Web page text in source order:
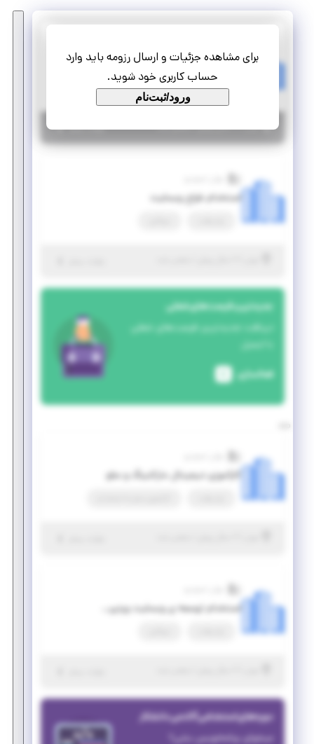
برای مشاهده جزئیات و ارسال رزومه باید وارد
حساب کاربری خود شوید.
ورود/ثبت‌نام
کارآموزی تولید محتوا
پاره وقت دورکاری
تهران |۷ سال پیش | منقضی شده جزئیات بیشتر
استخدام طراح وبسایت
جدیدترین فرصت‌های شغلی
دریافت جدیدترین فرصت‌های شغلی
با ایمیل
فعالسازی
کارآموزی دیجیتال مارکتینگ و سئو
استخدام توسعه ی وبسایت وردپرس
دوره‌های استخدامی آکادمی دانشکار
میخوای برنامه‌نویس بشی؟